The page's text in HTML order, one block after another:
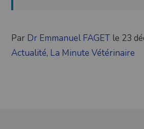
Par Dr Emmanuel FAGET le 23
Actualité, La Minute Vétérinaire